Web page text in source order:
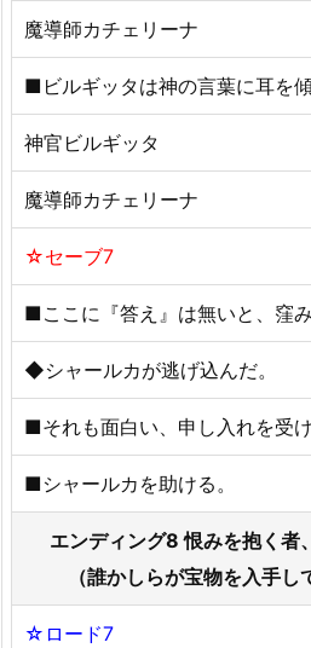
魔導師カチェリーナ
■ビルギッタは神の言葉に耳を傾
神官ビルギッタ
魔導師カチェリーナ
☆セーブ7
■ここに『答え』は無いと、窪
◆シャールカが逃げ込んだ。
■それも面白い、申し入れを受け
■シャールカを助ける。
エンディング8 恨みを抱く者
（誰かしらが宝物を入手し
☆ロード7